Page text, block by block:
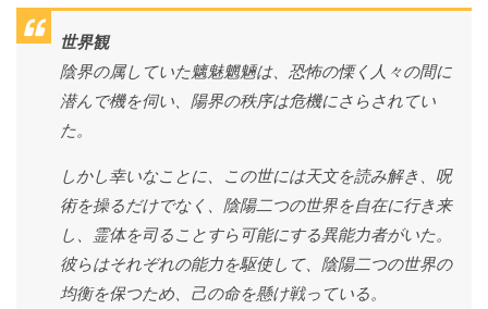
世界観
陰界の属していた魑魅魍魎は、恐怖の慄く人々の間に
潜んで機を伺い、陽界の秩序は危機にさらされてい
た。
しかし幸いなことに、この世には天文を読み解き、呪
術を操るだけでなく、陰陽二つの世界を自在に行き来
し、霊体を司ることすら可能にする異能力者がいた。
彼らはそれぞれの能力を駆使して、陰陽二つの世界の
均衡を保つため、己の命を懸け戦っている。